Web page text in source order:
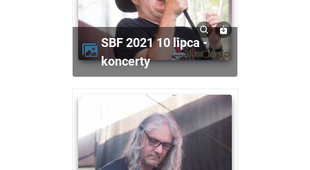
SBF 2021 10 lipca -
koncerty